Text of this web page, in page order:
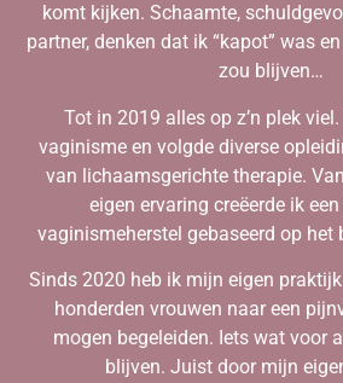
komt kijken. Schaamte,
partner, denken dat ik “kapot” was
zou blijven…
Tot in 2019 alles op z’n plek
vaginisme en volgde diverse
van lichaamsgerichte therapie.
eigen ervaring creëerde ik
vaginismeherstel gebaseerd op het
Sinds 2020 heb ik mijn eigen
honderden vrouwen naar een
mogen begeleiden. Iets wat voor
blijven. Juist door mijn